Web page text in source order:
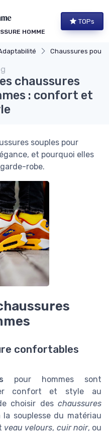
HOMME
TOPs
Chaussures pour Pieds
chaussures
: confort et
souples pour
et pourquoi elles
robe.
confortables
pour hommes sont
confort et style au
choisir des chaussures
souplesse du matériau
veau velours, cuir noir, ou